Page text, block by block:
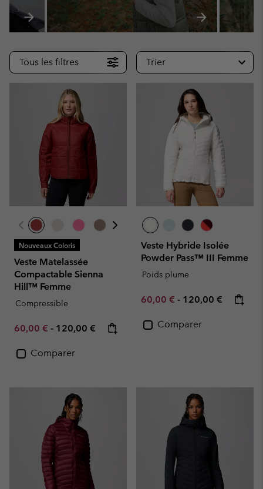
Tous les filtres Trier
Nouveaux Coloris
Veste Matelassée
Compactable Sienna
Hill™ Femme
Compressible
Minimum sale price:
60,00 € - Maximum price:
120,00 €
Comparer
Veste Hybride Isolée
Powder Pass™ III Femme
Poids plume
Minimum sale price:
60,00 € - Maximum price:
120,00 €
Comparer